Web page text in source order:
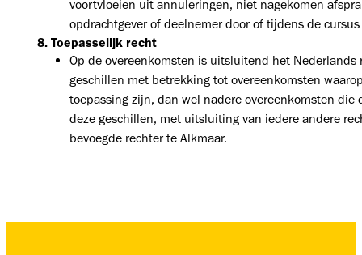
voortvloeien uit annuleringen, niet nagekomen
opdrachtgever of deelnemer door of tijdens de
8. Toepasselijk recht
Op de overeenkomsten is uitsluitend het Nederlands
geschillen met betrekking tot overeenkomsten
toepassing zijn, dan wel nadere overeenkomsten
deze geschillen, met uitsluiting van iedere andere
bevoegde rechter te Alkmaar.